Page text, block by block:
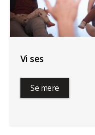
Vi ses
Se mere